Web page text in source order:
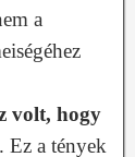
a
volt, hogy
. Ez a tények